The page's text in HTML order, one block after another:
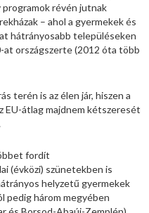
révén jutnak
– ahol a gyermekek és
hátrányosabb településeken
at országszerte (2012 óta több
terén is az élen jár, hiszen a
EU-átlag majdnem kétszeresét
fordít
(évközi) szünetekben is
helyzetű gyermekek
pedig három megyében